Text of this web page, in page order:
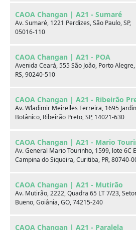
CAOA Changan | A21 - Sumaré
Av. Sumaré, 1221 Perdizes, São Paulo, SP,
05016-110
CAOA Changan | A21 - POA
Avenida Ceará, 555 São João, Porto Alegre,
RS, 90240-510
CAOA Changan | A21 - Ribeirão
Av. Wladimir Meirelles Ferreira, 1695
Botânico, Ribeirão Preto, SP, 14021-630
CAOA Changan | A21 - Mario
Av. General Mario Tourinho, 1599, lote 6C
Campina do Siqueira, Curitiba, PR, 80740-
CAOA Changan | A21 - Mutirão
Av. Mutirão, 2222, Quadra 65 LT 7/23,
Bueno, Goiânia, GO, 74215-240
CAOA Changan | A21 - Paralela
Carros
Marca
Ver estoque
Escolha por categoria
Hatch